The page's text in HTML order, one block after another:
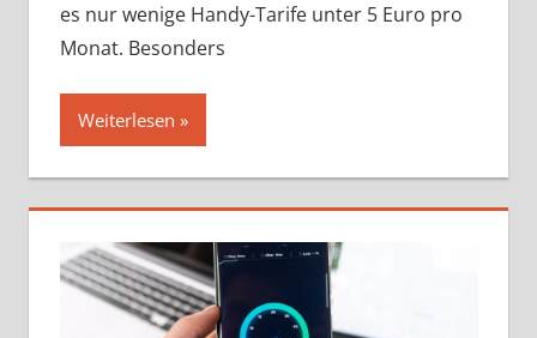
es nur wenige Handy-Tarife unter 5 Euro pro
Monat. Besonders
Weiterlesen